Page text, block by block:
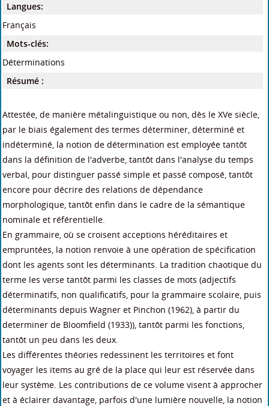
Langues:
Français
Mots-clés:
Déterminations
Résumé :
Attestée, de manière métalinguistique ou non, dès le XVe siècle,
par le biais également des termes déterminer, déterminé et
indéterminé, la notion de détermination est employée tantôt
dans la définition de l'adverbe, tantôt dans l'analyse du temps
verbal, pour distinguer passé simple et passé composé, tantôt
encore pour décrire des relations de dépendance
morphologique, tantôt enfin dans le cadre de la sémantique
nominale et référentielle.
En grammaire, où se croisent acceptions héréditaires et
empruntées, la notion renvoie à une opération de spécification
dont les agents sont les déterminants. La tradition chaotique du
terme les verse tantôt parmi les classes de mots (adjectifs
déterminatifs, non qualificatifs, pour la grammaire scolaire, puis
déterminants depuis Wagner et Pinchon (1962), à partir du
determiner de Bloomfield (1933)), tantôt parmi les fonctions,
tantôt un peu dans les deux.
Les différentes théories redessinent les territoires et font
voyager les items au gré de la place qui leur est réservée dans
leur système. Les contributions de ce volume visent à approcher
et à éclairer davantage, parfois d'une lumière nouvelle, la notion